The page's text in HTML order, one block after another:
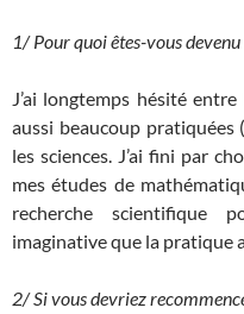
1/ Pour quoi êtes-vous
J’ai longtemps hésité
aussi beaucoup
les sciences. J’ai fini par
mes études de
recherche scientifique
imaginative que la pratique
2/ Si vous devriez